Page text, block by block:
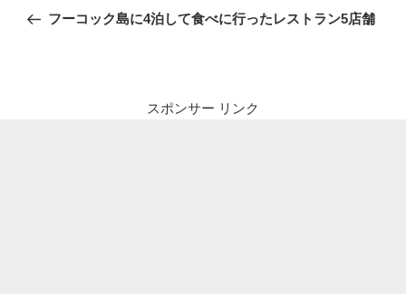
ナ
の
フーコック島に4泊して食べに行ったレストラン5店舗
スポンサー リンク